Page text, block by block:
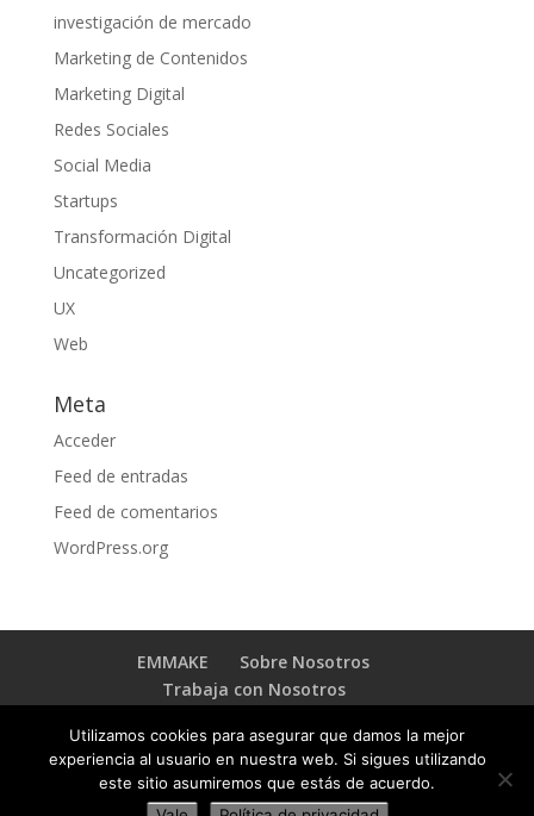
investigación de mercado
Marketing de Contenidos
Marketing Digital
Redes Sociales
Social Media
Startups
Transformación Digital
Uncategorized
UX
Web
Meta
Acceder
Feed de entradas
Feed de comentarios
WordPress.org
EMMAKE
Sobre Nosotros
Trabaja con Nosotros
Utilizamos cookies para asegurar que damos la mejor
experiencia al usuario en nuestra web. Si sigues utilizando
este sitio asumiremos que estás de acuerdo.